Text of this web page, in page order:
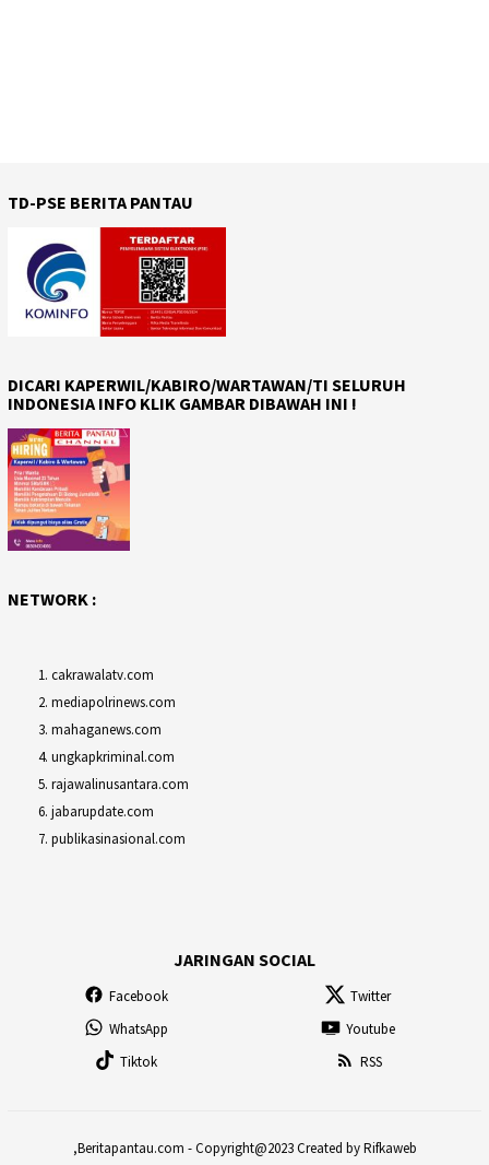
TD-PSE BERITA PANTAU
DICARI KAPERWIL/KABIRO/WARTAWAN/TI SELURUH
INDONESIA INFO KLIK GAMBAR DIBAWAH INI !
NETWORK :
cakrawalatv.com
mediapolrinews.com
mahaganews.com
ungkapkriminal.com
rajawalinusantara.com
jabarupdate.com
publikasinasional.com
JARINGAN SOCIAL
Facebook
Twitter
WhatsApp
Youtube
Tiktok
RSS
,Beritapantau.com - Copyright@2023 Created by Rifkaweb